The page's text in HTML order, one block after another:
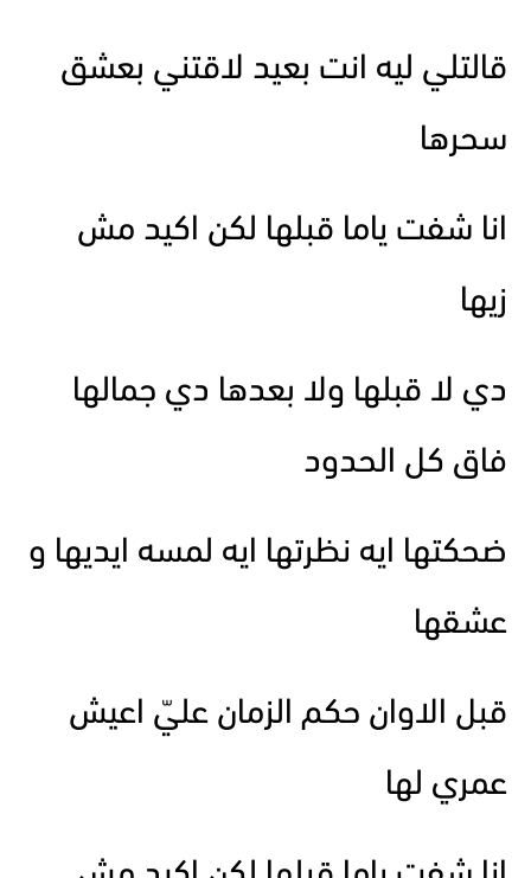
قالتلي ليه انت بعيد لاقتني بعشق
سحرها
انا شفت ياما قبلها لكن اكيد مش
زيها
دي لا قبلها ولا بعدها دي جمالها
فاق كل الحدود
ضحكتها ايه نظرتها ايه لمسه ايديها و
عشقها
قبل الاوان حكم الزمان عليّ اعيش
عمري لها